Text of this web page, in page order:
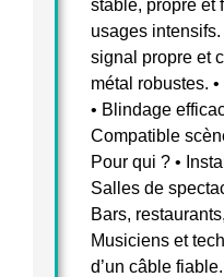
stable, propre et
usages intensifs.
signal propre et
métal robustes.
• Blindage
Compatible
Pour qui ? •
Salles de
Bars,
Musiciens et
d’un câble